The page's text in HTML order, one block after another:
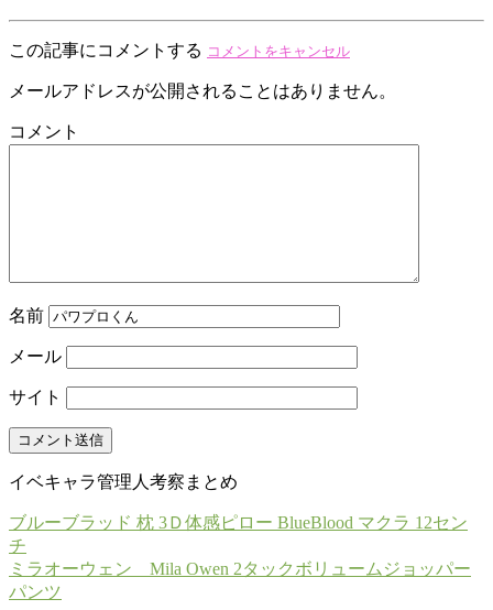
この記事にコメントする コメントをキャンセル
メールアドレスが公開されることはありません。
コメント
名前
メール
サイト
イベキャラ管理人考察まとめ
ブルーブラッド 枕 3Ｄ体感ピロー BlueBlood マクラ 12セン
チ
ミラオーウェン Mila Owen 2タックボリュームジョッパー
パンツ